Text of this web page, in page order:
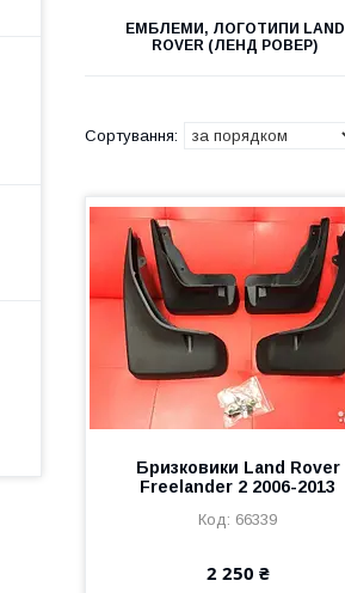
ЕМБЛЕМИ, ЛОГОТИПИ LAND
ROVER (ЛЕНД РОВЕР)
Бризковики Land Rover
Freelander 2 2006-2013
66339
2 250 ₴